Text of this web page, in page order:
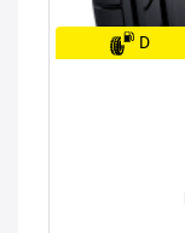
D